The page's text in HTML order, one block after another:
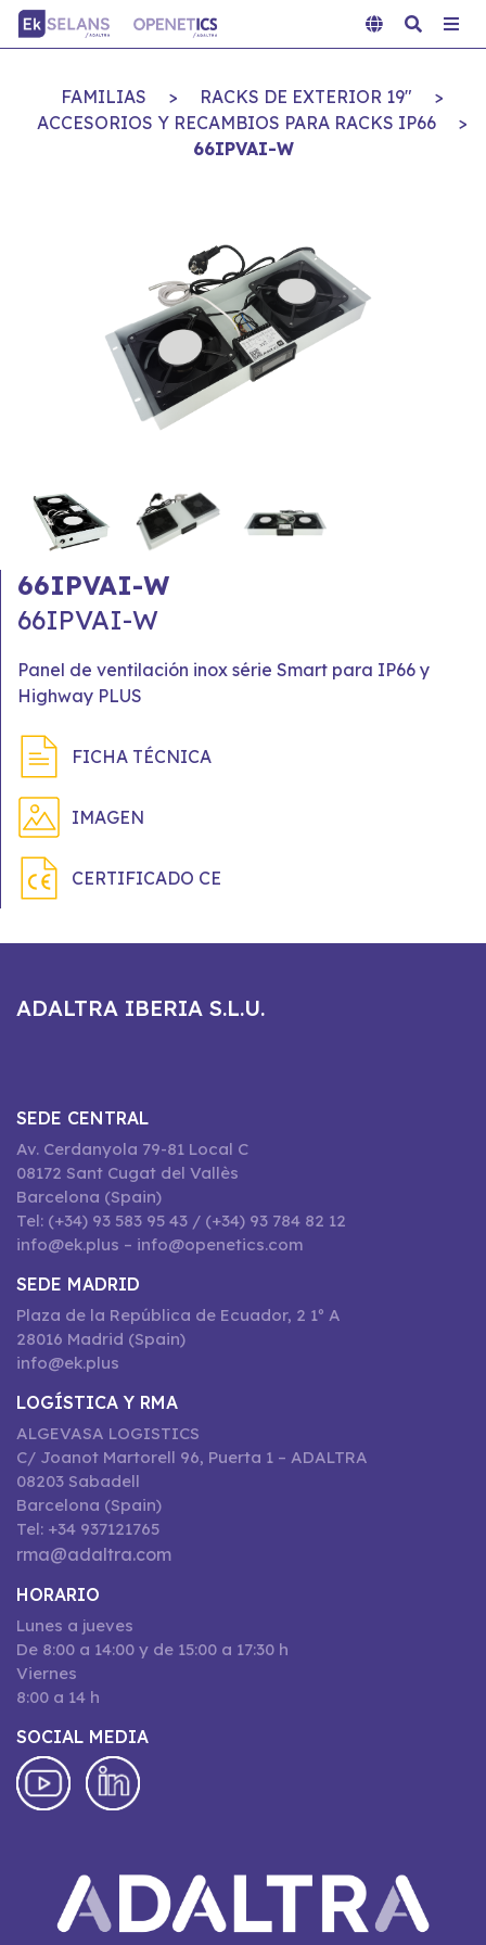
FAMILIAS > RACKS DE EXTERIOR 19"
>
ACCESORIOS Y RECAMBIOS PARA RACKS IP66
>
66IPVAI-W
66IPVAI-W
66IPVAI-W
Panel de ventilación inox série Smart para IP66 y
Highway PLUS
FICHA TÉCNICA
IMAGEN
CERTIFICADO CE
ADALTRA IBERIA S.L.U.
SEDE CENTRAL
Av. Cerdanyola 79-81 Local C
08172 Sant Cugat del Vallès
Barcelona (Spain)
Tel: (+34) 93 583 95 43 / (+34) 93 784 82 12
info@ek.plus – info@openetics.com
SEDE MADRID
Plaza de la República de Ecuador, 2 1º A
28016 Madrid (Spain)
info@ek.plus
LOGÍSTICA Y RMA
ALGEVASA LOGISTICS
C/ Joanot Martorell 96, Puerta 1 – ADALTRA
08203 Sabadell
Barcelona (Spain)
Tel: +34 937121765
rma@adaltra.com
HORARIO
Lunes a jueves
De 8:00 a 14:00 y de 15:00 a 17:30 h
Viernes
8:00 a 14 h
SOCIAL MEDIA